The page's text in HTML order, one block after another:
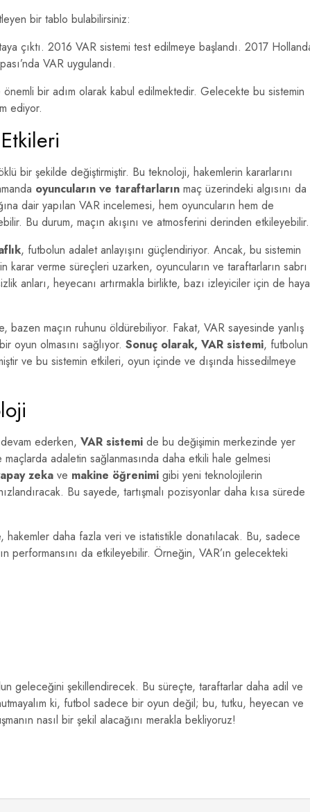
bir tablo bulabilirsiniz:
çıktı. 2016 VAR sistemi test edilmeye başlandı. 2017
VAR uygulandı.
bir adım olarak kabul edilmektedir. Gelecekte bu sistemin
ediyor.
bir şekilde değiştirmiştir. Bu teknoloji, hakemlerin kararlarını
oyuncuların ve taraftarların maç üzerindeki algısını da
dair yapılan VAR incelemesi, hem oyuncuların hem de
Bu durum, maçın akışını ve atmosferini derinden etkileyebilir.
, futbolun adalet anlayışını güçlendiriyor. Ancak, bu sistemin
verme süreçleri uzarken, oyuncuların ve taraftarların sabrı
anları, heyecanı artırmakla birlikte, bazı izleyiciler için de
bazen maçın ruhunu öldürebiliyor. Fakat, VAR sayesinde yanlış
oyun olmasını sağlıyor. Sonuç olarak, VAR sistemi, futbolun
ve bu sistemin etkileri, oyun içinde ve dışında hissedilmeye
ederken, VAR sistemi de bu değişimin merkezinde yer
adaletin sağlanmasında daha etkili hale gelmesi
zeka ve makine öğrenimi gibi yeni teknolojilerin
Bu sayede, tartışmalı pozisyonlar daha kısa sürede
hakemler daha fazla veri ve istatistikle donatılacak. Bu, sadece
performansını da etkileyebilir. Örneğin, VAR’ın gelecekteki
geleceğini şekillendirecek. Bu süreçte, taraftarlar daha adil ve
ki, futbol sadece bir oyun değil; bu, tutku, heyecan ve
nasıl bir şekil alacağını merakla bekliyoruz!